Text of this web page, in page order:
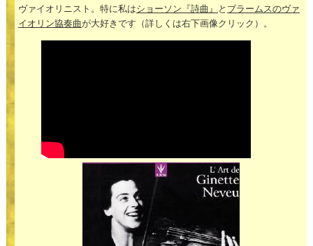
ヴァイオリニスト。特に私はショーソン『詩曲』 と ブラームスのヴァ
イオリン協奏曲が大好きです（詳しくは右下画像クリック）。